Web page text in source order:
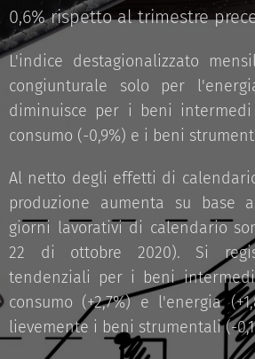
0,6% rispetto al trimestre
L'indice destagionalizzato
congiunturale solo per
diminuisce per i beni
consumo (-0,9%) e i beni
Al netto degli effetti di
produzione aumenta su base
giorni lavorativi di calendario
22 di ottobre 2020). Si
tendenziali per i beni
consumo (+2,7%) e l'energia
lievemente i beni strumentali (-